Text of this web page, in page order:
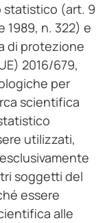
(art. 9
n. 322) e
di protezione
2016/679,
per
scientifica
utilizzati,
soggetti del
essere
alle